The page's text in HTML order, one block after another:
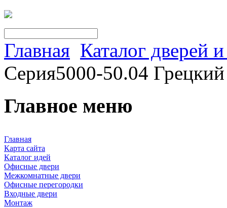
Главная Каталог дверей
Серия5000-50.04
Главное меню
Главная
Карта сайта
Каталог идей
Офисные двери
Межкомнатные двери
Офисные перегородки
Входные двери
Монтаж